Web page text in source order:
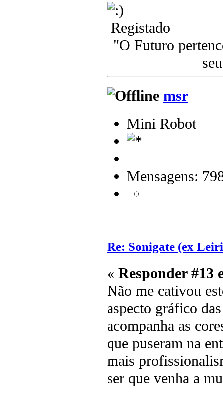
Registado
"O Futuro
msr
Mini Robot
Mensagens:
Re: Sonigate (ex
« Responder #13
Não me cativou
aspecto gráfico
acompanha as
que puseram na
mais
ser que venha a